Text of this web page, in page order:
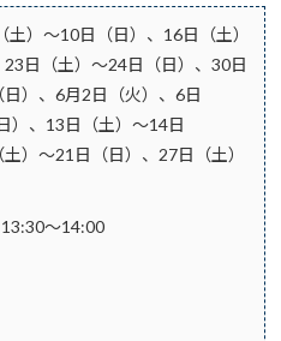
土）～10日（日）、16日（土）
日（土）～24日（日）、30日
日）、6月2日（火）、6日
）、13日（土）～14日
土）～21日（日）、27日（土）
～14:00